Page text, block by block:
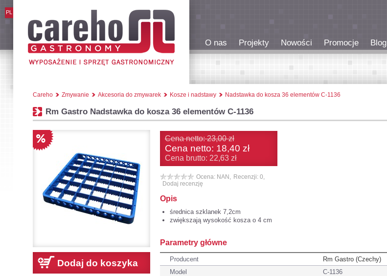
PL
O nas Projekty Nowości Promocje Blog
Careho Zmywanie Akcesoria do zmywarek Kosze i nadstawy Nadstawka do kosza 36 elementów C-1136
Rm Gastro Nadstawka do kosza 36 elementów C-1136
Dodaj do koszyka
Cena netto: 23,00 zł
Cena netto: 18,40 zł
Cena brutto: 22,63 zł
Ocena: NAN, Recenzji: 0,
Dodaj recenzję
Opis
średnica szklanek 7,2cm
zwiększają wysokość kosza o 4 cm
Parametry główne
Producent
Rm Gastro (Czechy)
Model
C-1136